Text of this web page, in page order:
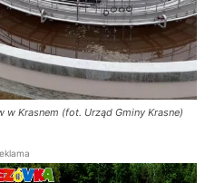
Krasnem (fot. Urząd Gminy Krasne)